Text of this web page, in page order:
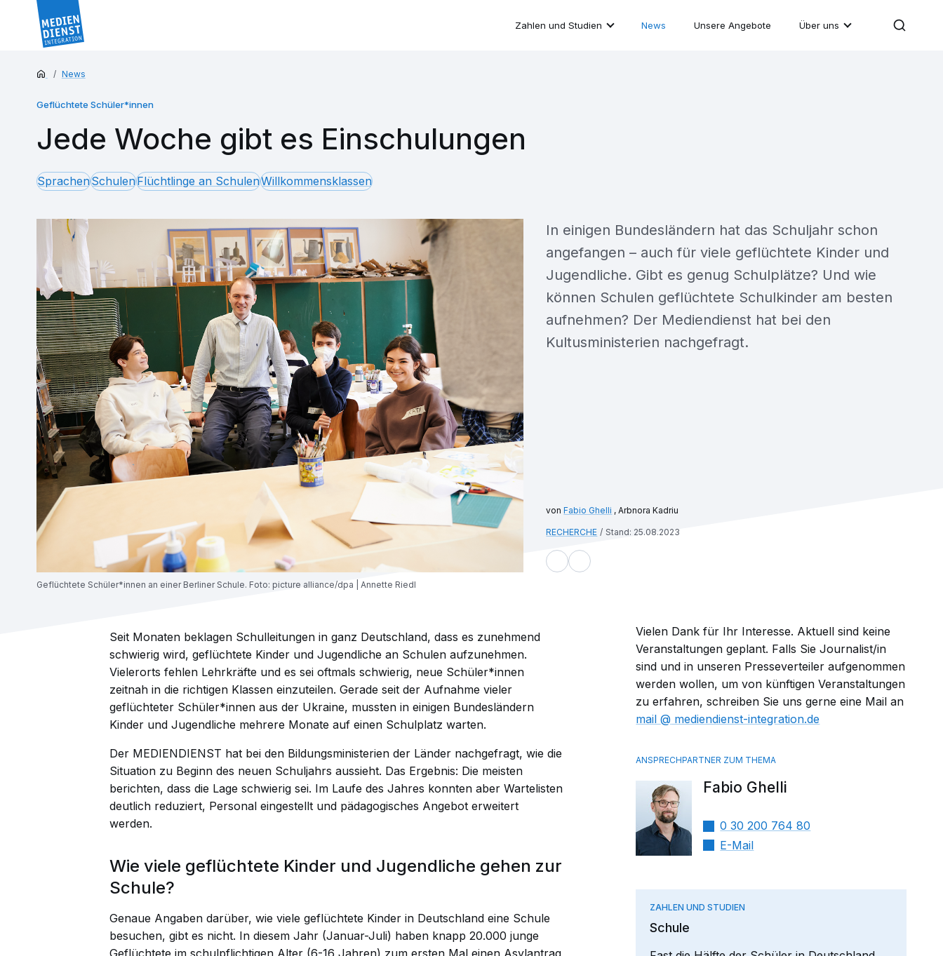
Zahlen und Studien News Unsere Angebote Über uns
News
Geflüchtete Schüler*innen
Jede Woche gibt es Einschulungen
SprachenSchulenFlüchtlinge an SchulenWillkommensklassen
Fabio Ghelli , Arbnora Kadriu
RECHERCHE Stand: 25.08.2023
In einigen Bundesländern hat das Schuljahr schon
angefangen – auch für viele geflüchtete Kinder und
Jugendliche. Gibt es genug Schulplätze? Und wie
können Schulen geflüchtete Schulkinder am besten
aufnehmen? Der Mediendienst hat bei den
Kultusministerien nachgefragt.
Geflüchtete Schüler*innen an einer Berliner Schule. Foto: picture alliance/dpa | Annette Riedl
Seit Monaten beklagen Schulleitungen in ganz Deutschland, dass es zunehmend
schwierig wird, geflüchtete Kinder und Jugendliche an Schulen aufzunehmen.
Vielerorts fehlen Lehrkräfte und es sei oftmals schwierig, neue Schüler*innen
zeitnah in die richtigen Klassen einzuteilen. Gerade seit der Aufnahme vieler
geflüchteter Schüler*innen aus der Ukraine, mussten in einigen Bundesländern
Kinder und Jugendliche mehrere Monate auf einen Schulplatz warten.
Der MEDIENDIENST hat bei den Bildungsministerien der Länder nachgefragt, wie die
Situation zu Beginn des neuen Schuljahrs aussieht. Das Ergebnis: Die meisten
berichten, dass die Lage schwierig sei. Im Laufe des Jahres konnten aber Wartelisten
deutlich reduziert, Personal eingestellt und pädagogisches Angebot erweitert
werden.
Wie viele geflüchtete Kinder und Jugendliche gehen zur
Schule?
Genaue Angaben darüber, wie viele geflüchtete Kinder in Deutschland eine Schule
besuchen, gibt es nicht. In diesem Jahr (Januar-Juli) haben knapp 20.000 junge
Geflüchtete im schulpflichtigen Alter (6-16 Jahren) zum ersten Mal einen Asylantrag
Vielen Dank für Ihr Interesse. Aktuell sind keine
Veranstaltungen geplant. Falls Sie Journalist/in
sind und in unseren Presseverteiler aufgenommen
werden wollen, um von künftigen Veranstaltungen
zu erfahren, schreiben Sie uns gerne eine Mail an
mail​
mediendienst-integration.de
Fabio Ghelli
0 30 200 764 80
E-Mail
ZAHLEN UND STUDIEN
Schule